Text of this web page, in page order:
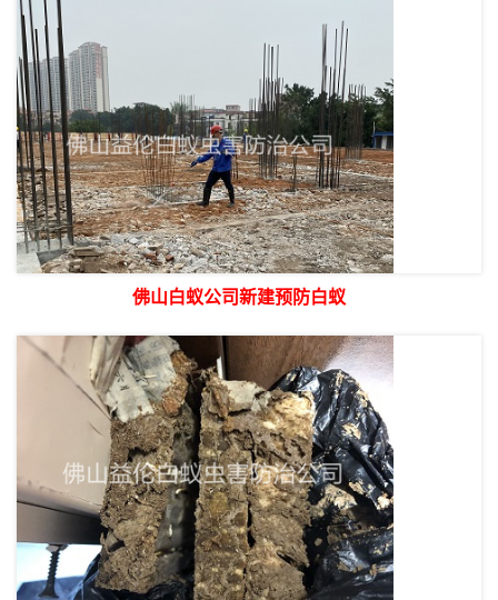
佛山白蚁公司新建预防白蚁